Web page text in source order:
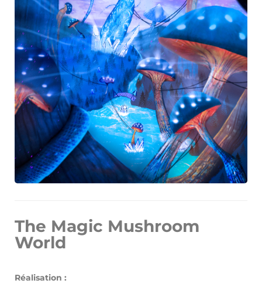
The Magic Mushroom
World
Réalisation :